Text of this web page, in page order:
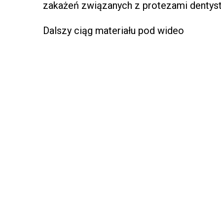
zakażeń związanych z protezami
Dalszy ciąg materiału pod wideo